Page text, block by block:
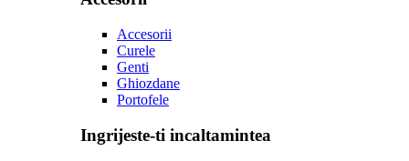
Accesorii
Curele
Genti
Ghiozdane
Portofele
Ingrijeste-ti incaltamintea